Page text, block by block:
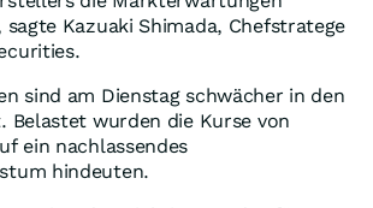
Kazuaki Shimada, Chefstratege
sind am Dienstag schwächer in den
Belastet wurden die Kurse von
ein nachlassendes
hindeuten.